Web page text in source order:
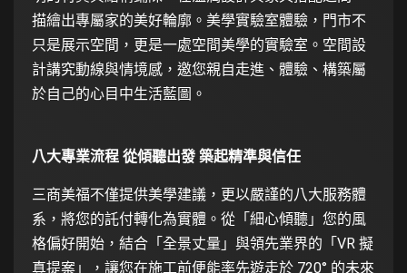
描繪出專屬家的美好輪廓。美學實驗室體驗，門市不
只是展示空間，更是一處空間美學的實驗室。空間設
計講究動線與情境感，邀您親自走進、體驗、構築屬
於自己的心目中生活藍圖。
八大專業流程 從傾聽出發 築起精準與信任
三商美福不僅提供美學建議，更以嚴謹的八大服務體
系，將您的託付轉化為實體。從「細心傾聽」您的風
格偏好開始，結合「全景丈量」與領先業界的「VR 擬
真提案」，讓您在施工前便能率先遊走於 720° 的未來